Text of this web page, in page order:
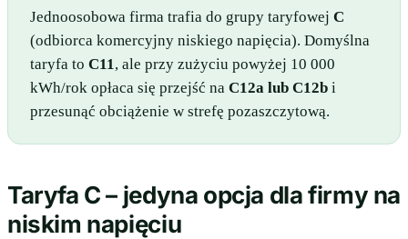
Jednoosobowa firma trafia do grupy taryfowej C
(odbiorca komercyjny niskiego napięcia). Domyślna
taryfa to C11, ale przy zużyciu powyżej 10 000
kWh/rok opłaca się przejść na C12a lub C12b i
przesunąć obciążenie w strefę pozaszczytową.
Taryfa C – jedyna opcja dla firmy na
niskim napięciu